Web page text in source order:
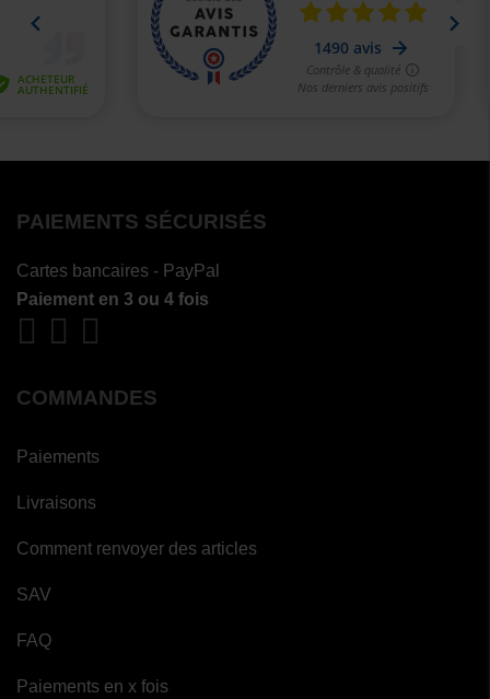
PAIEMENTS SÉCURISÉS
Cartes bancaires - PayPal
Paiement en 3 ou 4 fois
COMMANDES
Paiements
Livraisons
Comment renvoyer des articles
SAV
FAQ
Paiements en x fois